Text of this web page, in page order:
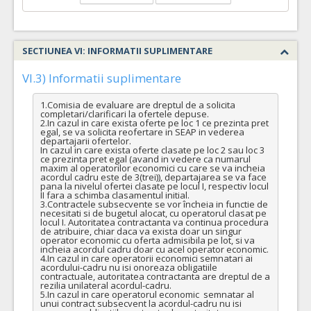
COD CPV: 33111710-1 Accesorii pentru angiografie (Rev.2)
VALOAREA ESTIMATA FARA
TVA:
9.200,00 - 92.000,00 Leu
ATRIBUIT
35. SISTEM INTRASACULAR deviant de flux
Cant min si max este specificata in caietul de sarcini, al prezentei documentatii.
COD CPV: 33111710-1 Accesorii pentru angiografie (Rev.2)
VALOAREA ESTIMATA FARA
TVA:
49.000,00 - 490.000,00 Leu
ATRIBUIT
33. Agent embolizare pe baza de substanta iodata fara componenta metalica pt embolizari MAV, FAV cerebrale
COD CPV: 33111710-1 Accesorii pentru angiografie (Rev.2)
VALOAREA ESTIMATA FARA
TVA:
3.850,00 - 154.000,00 Leu
ATRIBUIT
32. Micro baloane intracraniene DMSO compatibile (LOT-
SECTIUNEA VI: INFORMATII SUPLIMENTARE
VI.3) Informatii suplimentare
1.Comisia de evaluare are dreptul de a solicita
completari/clarificari la ofertele depuse.
2.In cazul in care exista oferte pe loc 1 ce prezinta pret
egal, se va solicita reofertare in SEAP in vederea
departajarii ofertelor.
In cazul in care exista oferte clasate pe loc 2 sau loc 3
ce prezinta pret egal (avand in vedere ca numarul
maxim al operatorilor economici cu care se va incheia
acordul cadru este de 3(trei)), departajarea se va face
pana la nivelul ofertei clasate pe locul I, respectiv locul
II fara a schimba clasamentul initial.
3.Contractele subsecvente se vor încheia in functie de
necesitati si de bugetul alocat, cu operatorul clasat pe
locul I. Autoritatea contractanta va continua procedura
de atribuire, chiar daca va exista doar un singur
operator economic cu oferta admisibila pe lot, si va
incheia acordul cadru doar cu acel operator economic.
4.In cazul in care operatorii economici semnatari ai
acordului-cadru nu isi onoreaza obligatiile
contractuale, autoritatea contractanta are dreptul de a
rezilia unilateral acordul-cadru.
5.In cazul in care operatorul economic  semnatar al
unui contract subsecvent la acordul-cadru nu isi